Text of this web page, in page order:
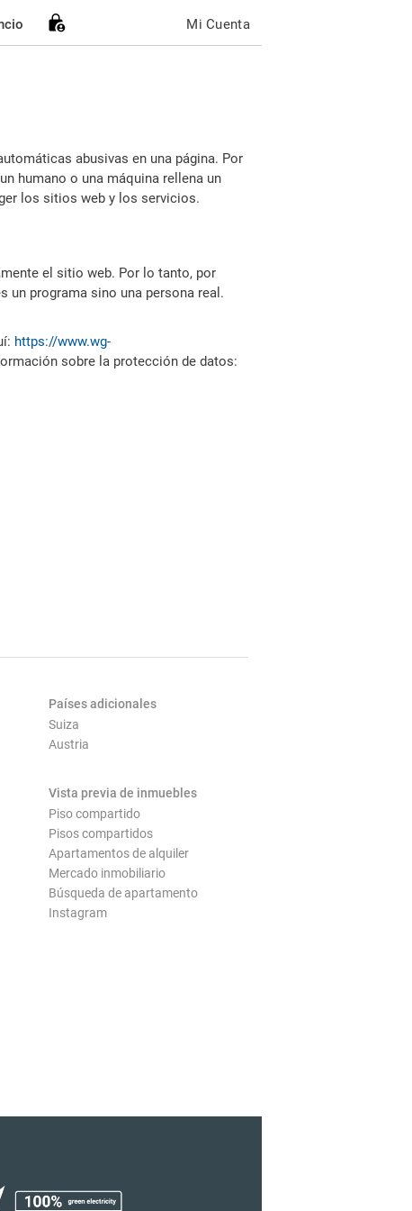
Mi Cuenta
abusivas en una página. Por
humano o una máquina rellena un
los sitios web y los servicios.
el sitio web. Por lo tanto, por
un programa sino una persona real.
https://www.wg-
sobre la protección de datos:
Países adicionales
Suiza
Austria
Vista previa de inmuebles
Piso compartido
Pisos compartidos
Apartamentos de alquiler
Mercado inmobiliario
Búsqueda de apartamento
Instagram